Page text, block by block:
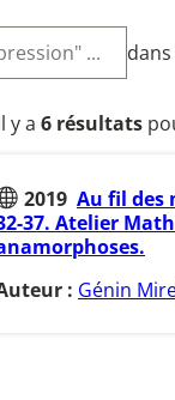
dans
y a 6 résultats
2019 Au fil des
37. Atelier
: Génin